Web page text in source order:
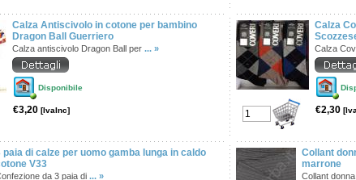
Calza Antiscivolo in cotone per bambino
Dragon Ball Guerriero
Calza antiscivolo Dragon Ball per ... »
Disponibile
€3,20 [IvaInc]
Calza
Calza
€2,30
paia di calze per uomo gamba lunga in caldo
V33
da 3 paia di ... »
Collant
marrone
Collant